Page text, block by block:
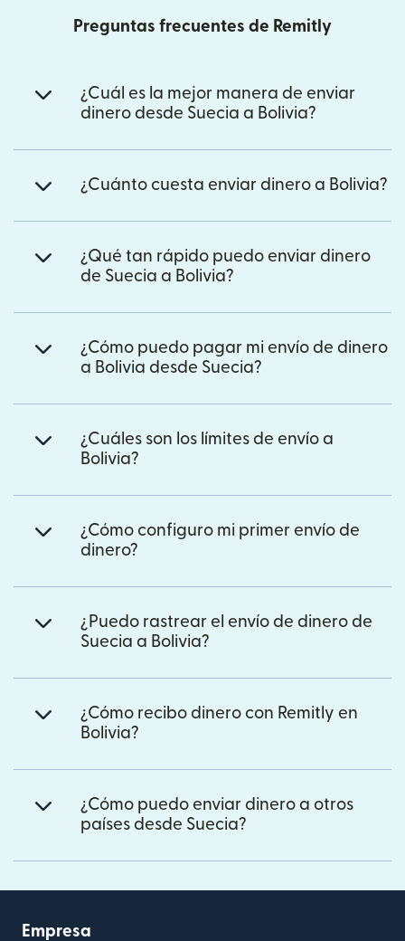
Preguntas frecuentes de Remitly
¿Cuál es la mejor manera de enviar
dinero desde Suecia a Bolivia?
¿Cuánto cuesta enviar dinero a Bolivia?
¿Qué tan rápido puedo enviar dinero
de Suecia a Bolivia?
¿Cómo puedo pagar mi envío de dinero
a Bolivia desde Suecia?
¿Cuáles son los límites de envío a
Bolivia?
¿Cómo configuro mi primer envío de
dinero?
¿Puedo rastrear el envío de dinero de
Suecia a Bolivia?
¿Cómo recibo dinero con Remitly en
Bolivia?
¿Cómo puedo enviar dinero a otros
países desde Suecia?
Empresa